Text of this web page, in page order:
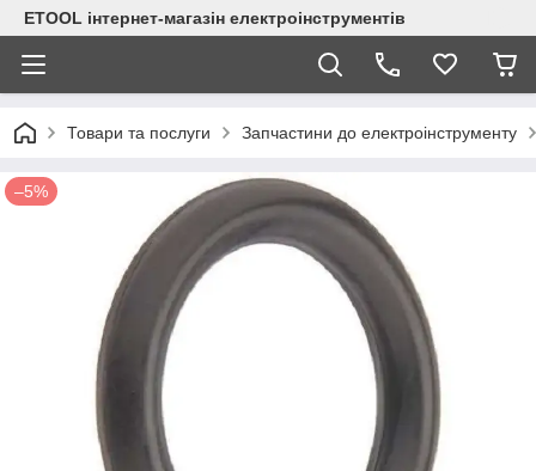
ETOOL інтернет-магазін електроінструментів
Товари та послуги Запчастини до електроінструменту
–5%